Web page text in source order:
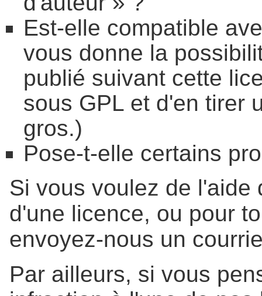
Est-elle compatible
vous donne la
publié suivant cette
sous GPL et d'en tirer
gros.)
Pose-t-elle certains
Si vous voulez de
d'une licence, ou pour
envoyez-nous un
Par ailleurs, si vous